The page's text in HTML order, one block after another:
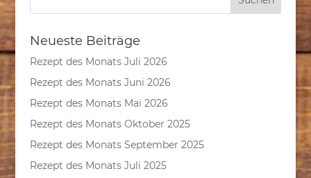
Neueste Beiträge
Rezept des Monats Juli 2026
Rezept des Monats Juni 2026
Rezept des Monats Mai 2026
Rezept des Monats Oktober 2025
Rezept des Monats September 2025
Rezept des Monats Juli 2025